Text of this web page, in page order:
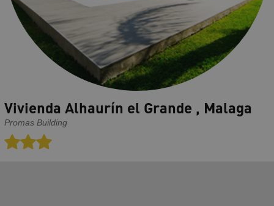
Vivienda Alhaurín el Grande , Malaga
Promas Building